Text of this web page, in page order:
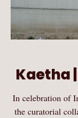
Kaetha |
In celebration of
the curatorial